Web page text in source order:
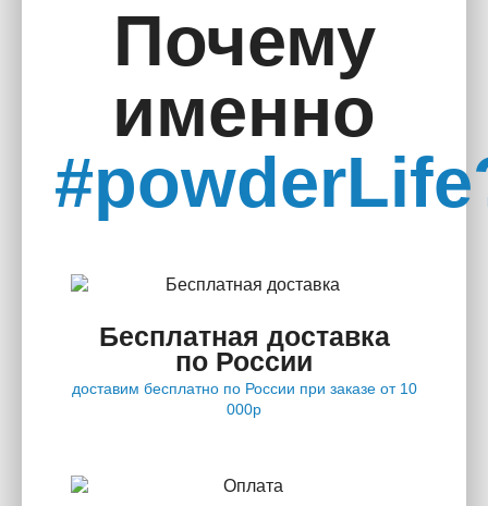
Почему
именно
Бесплатная доставка
по России
доставим бесплатно по России при заказе от 10
000р